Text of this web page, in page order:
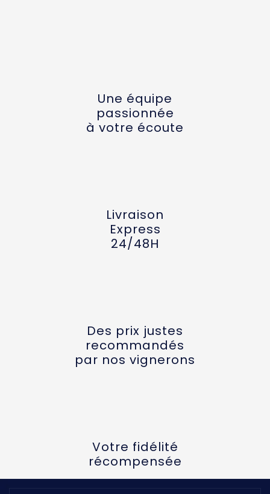
Une équipe
passionnée
à votre écoute
Livraison
Express
24/48H
Des prix justes
recommandés
par nos vignerons
Votre fidélité
récompensée